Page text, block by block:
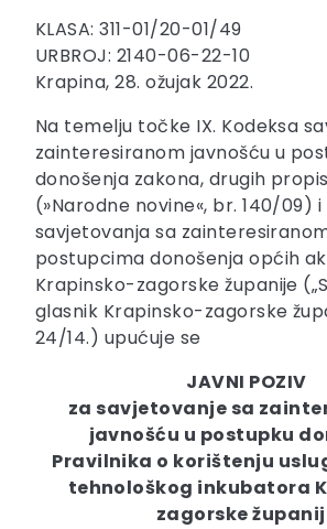
KLASA: 311-01/20-01/49
URBROJ: 2140-06-22-10
Krapina, 28. ožujak 2022.
Na temelju točke IX. Kodeksa
zainteresiranom javnošću u
donošenja zakona, drugih
(»Narodne novine«, br. 140/09)
savjetovanja sa
postupcima donošenja općih
Krapinsko-zagorske županije
glasnik Krapinsko-zagorske
24/14.) upućuje se
JAVNI POZIV
za savjetovanje sa
javnošću u postupku
Pravilnika o korištenju
tehnološkog inkubatora
zagorske